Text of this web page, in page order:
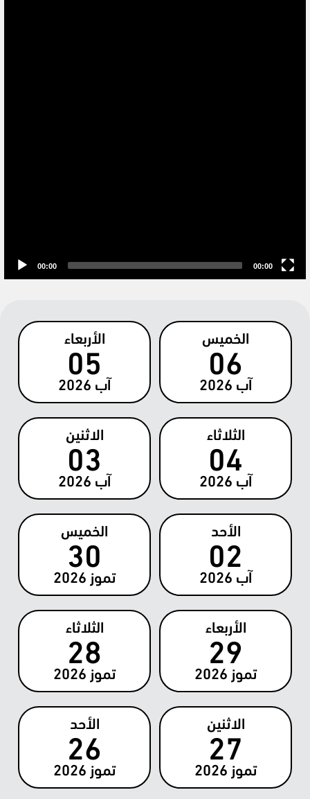
00:00 00:00
الخميس
06
آب 2026
الأربعاء
05
آب 2026
الثلاثاء
04
آب 2026
الاثنين
03
آب 2026
الأحد
02
آب 2026
الخميس
30
تموز 2026
الأربعاء
29
تموز 2026
الثلاثاء
28
تموز 2026
الاثنين
27
تموز 2026
الأحد
26
تموز 2026